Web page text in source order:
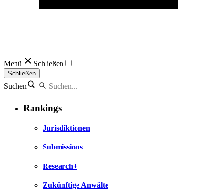
Menü Schließen
Schließen
Suchen
Rankings
Jurisdiktionen
Submissions
Research+
Zukünftige Anwälte